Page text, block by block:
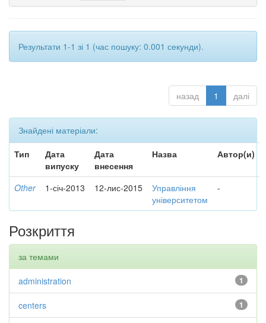
Результати 1-1 зі 1 (час пошуку: 0.001 секунди).
назад 1 далі
Знайдені матеріали:
Тип
Дата
випуску
Дата
внесення
Назва Автор(и)
Other 1-січ-2013 12-лис-2015
Управління
університетом
-
Розкриття
за темами
1
administration
1
centers